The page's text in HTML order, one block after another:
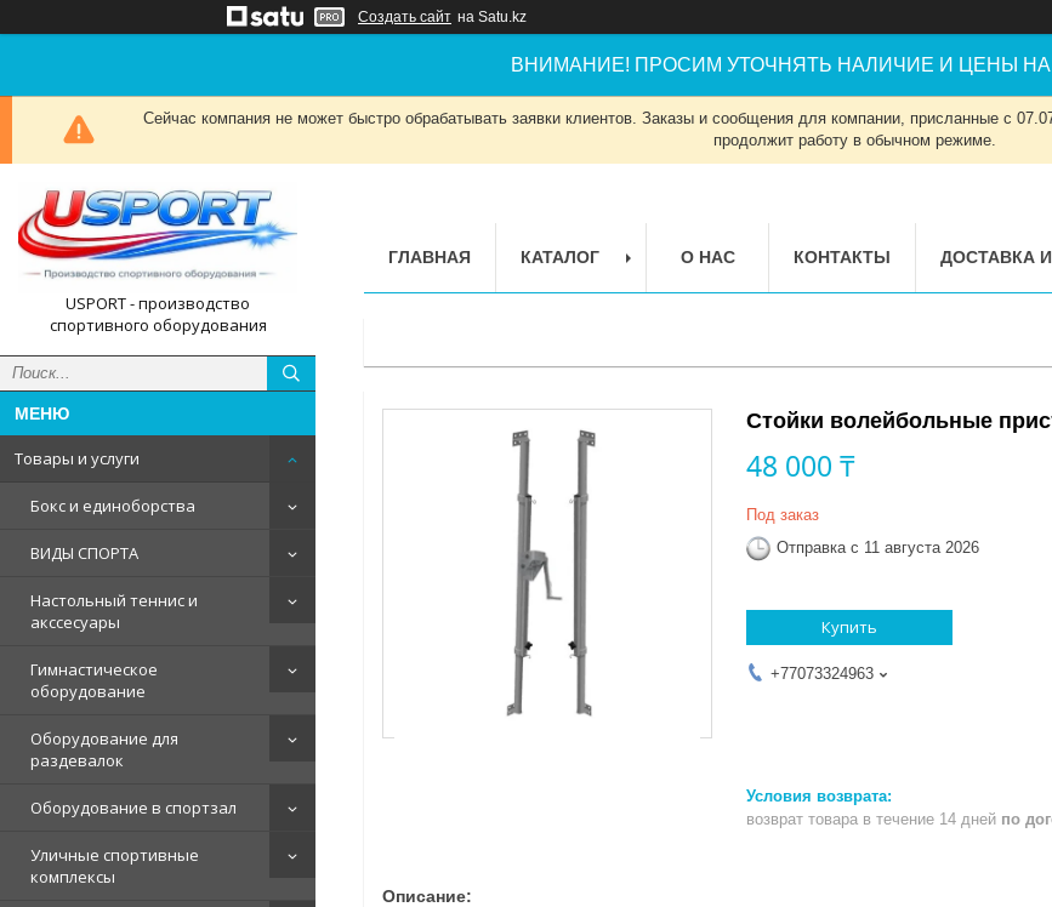
Создать сайт на Satu.kz
ВНИМАНИЕ! ПРОСИМ УТОЧНЯТЬ НАЛИЧИЕ И ЦЕНЫ НА
Сейчас компания не может быстро обрабатывать заявки клиентов. Заказы и сообщения для компании, присланные с
продолжит работу в обычном режиме.
USPORT - производство
спортивного оборудования
Товары и услуги
Бокс и единоборства
ВИДЫ СПОРТА
Настольный теннис и
акссесуары
Гимнастическое
оборудование
Оборудование для
раздевалок
Оборудование в спортзал
Уличные спортивные
комплексы
ГЛАВНАЯ КАТАЛОГ О НАС КОНТАКТЫ ДОСТАВКА
Стойки волейбольные
48 000 ₸
Под заказ
Отправка с 11 августа 2026
Купить
+77073324963
возврат товара в течение 14 дней по
Описание: